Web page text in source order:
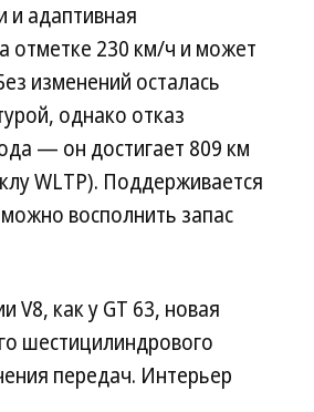
и адаптивная
отметке 230 км/ч и может
изменений осталась
однако отказ
— он достигает 809 км
WLTP). Поддерживается
восполнить запас
V8, как у GT 63, новая
шестицилиндрового
передач. Интерьер